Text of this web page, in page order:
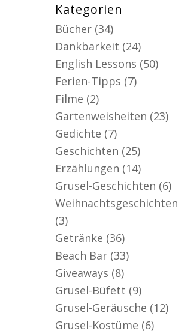
Kategorien
Bücher (34)
Dankbarkeit (24)
English Lessons (50)
Ferien-Tipps (7)
Filme (2)
Gartenweisheiten (23)
Gedichte (7)
Geschichten (25)
Erzählungen (14)
Grusel-Geschichten (6)
Weihnachtsgeschichten
(3)
Getränke (36)
Beach Bar (33)
Giveaways (8)
Grusel-Büfett (9)
Grusel-Geräusche (12)
Grusel-Kostüme (6)